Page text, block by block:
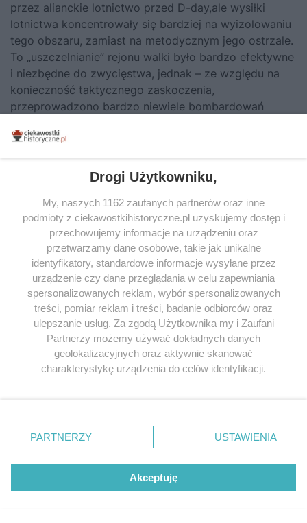
przez alianckie lotnictwo przed D-day,ale wysiłki
lotnictwa koncentrowały się bardziej na wyizolowaniu
tego obszaru, zamiast na metodycznym jego ostrzale.
To „uszczelnianie” rejonu walki było bardzo efektywne
i niezbędne do zwycięstwa, jednak – ze względu na
konieczność taktycznego zaskoczenia,
przeprowadzono bardzo niewiele bombardowań
otrzymała wystarczająco dużo czasu na zniszczenie
Morisona „ Inwazja na Francję i Niemcy 1944-1945 ”
(Fundacja Historia PL, 2025).
Drogi Użytkowniku,
My, naszych 1162 zaufanych partnerów oraz inne
podmioty z ciekawostkihistoryczne.pl uzyskujemy dostęp i
przechowujemy informacje na urządzeniu oraz
przetwarzamy dane osobowe, takie jak unikalne
identyfikatory, standardowe informacje wysyłane przez
urządzenie czy dane przeglądania w celu zapewniania
spersonalizowanych reklam, wybór spersonalizowanych
treści, pomiar reklam i treści, badanie odbiorców oraz
ulepszanie usług. Za zgodą Użytkownika my i Zaufani
Partnerzy możemy używać dokładnych danych
geolokalizacyjnych oraz aktywnie skanować
charakterystykę urządzenia do celów identyfikacji.
zmienić/wycofać klikając przycisk ustawień prywatności
znajdujący się w lewym dolnym rogu strony
. Niektóre
użytkownika, ale masz prawo sprzeciwić się takiemu
przetwarzaniu. Preferencje będą miały zastosowania tylko
PARTNERZY USTAWIENIA
Akceptuję